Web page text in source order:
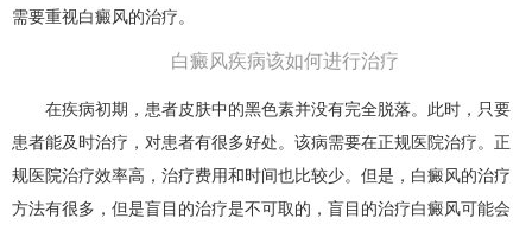
需要重视白癜风的治疗。
白癜风疾病该如何进行治疗
在疾病初期，患者皮肤中的黑色素并没有完全脱落。此时，只要
患者能及时治疗，对患者有很多好处。该病需要在正规医院治疗。正
规医院治疗效率高，治疗费用和时间也比较少。但是，白癜风的治疗
方法有很多，但是盲目的治疗是不可取的，盲目的治疗白癜风可能会